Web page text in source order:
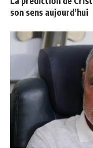
son sens aujourd’hui